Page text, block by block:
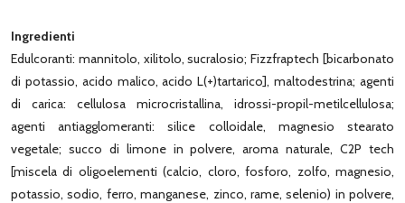
Ingredienti
Edulcoranti: mannitolo, xilitolo, sucralosio; Fizzfraptech [bicarbonato
di potassio, acido malico, acido L(+)tartarico], maltodestrina; agenti
di carica: cellulosa microcristallina, idrossi-propil-metilcellulosa;
agenti antiagglomeranti: silice colloidale, magnesio stearato
vegetale; succo di limone in polvere, aroma naturale, C2P tech
[miscela di oligoelementi (calcio, cloro, fosforo, zolfo, magnesio,
potassio, sodio, ferro, manganese, zinco, rame, selenio) in polvere,